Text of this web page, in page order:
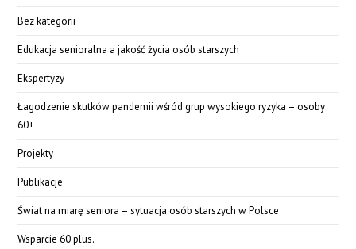
Bez kategorii
Edukacja senioralna a jakość życia osób starszych
Ekspertyzy
Łagodzenie skutków pandemii wśród grup wysokiego ryzyka – osoby
60+
Projekty
Publikacje
Świat na miarę seniora – sytuacja osób starszych w Polsce
Wsparcie 60 plus.